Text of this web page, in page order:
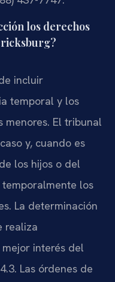
los derechos
incluir
temporal y los
menores. El tribunal
y, cuando es
los hijos o del
los
La determinación
realiza
interés del
Las órdenes de